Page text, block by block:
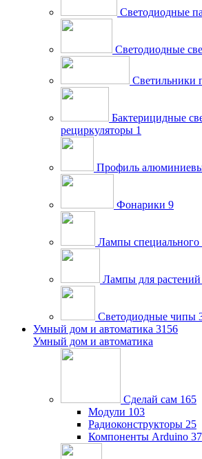
Светодиодные
Светодиодные
Светильники
Бактерицидные
рециркуляторы 1
Профиль
Фонарики 9
Лампы специального
Лампы для
Светодиодные чипы
Умный дом и автоматика 3156
Умный дом и автоматика
Сделай сам 165
Модули 103
Радиоконструкторы 25
Компоненты Arduino 37